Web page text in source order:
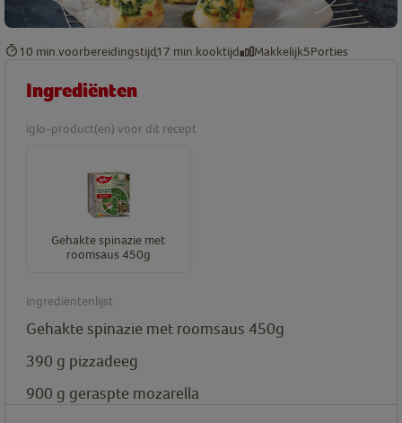
10 min. voorbereidingstijd17 min. kooktijd Makkelijk5Porties
Ingrediënten
iglo-product(en) voor dit recept
Gehakte spinazie met
roomsaus 450g
Ingrediëntenlijst
Gehakte spinazie met roomsaus 450g
390 g pizzadeeg
900 g geraspte mozarella